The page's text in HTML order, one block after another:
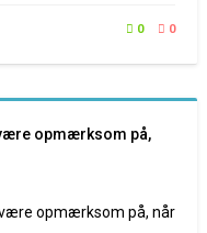
0 0
opmærksom på,